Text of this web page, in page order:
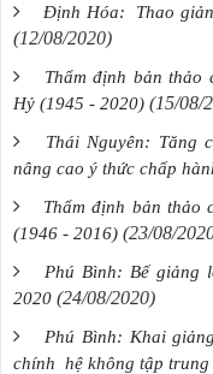
Định Hóa: Thao
(12/08/2020)
Thẩm định bản thảo
Hỷ (1945 - 2020) (15/08/
Thái Nguyên: Tăng
nâng cao ý thức chấp
Thẩm định bản thảo
(1946 - 2016) (23/08/
Phú Bình: Bế giảng
2020 (24/08/2020)
Phú Bình: Khai
chính hệ không tập trung